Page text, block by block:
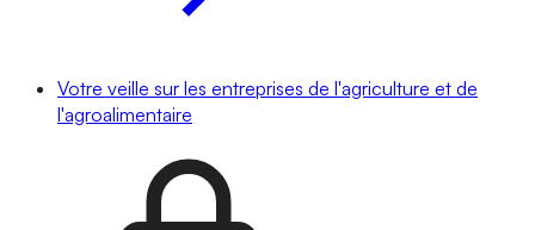
Votre veille sur les entreprises de l'agriculture et de
l'agroalimentaire